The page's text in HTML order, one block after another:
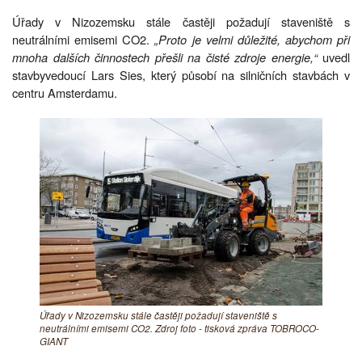
Úřady v Nizozemsku stále častěji požadují staveniště s
neutrálními emisemi CO2.„Proto je velmi důležité, abychom při
mnoha dalších činnostech přešli na čisté zdroje energie,“uvedl
stavbyvedoucí Lars Sies, který působí na silničních stavbách v
centru Amsterdamu.
Úřady v Nizozemsku stále častěji požadují staveniště s
neutrálními emisemi CO2. Zdroj foto - tisková zpráva TOBROCO-
GIANT